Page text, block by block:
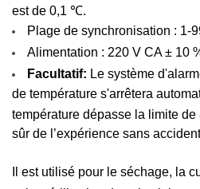
est de 0,1 ℃.
Plage de synchronisation : 1-
Alimentation : 220 V CA ± 10
Facultatif: Le système
de température s'arrêtera
température dépasse la limite de
sûr de l’expérience sans
Il est utilisé pour le séchage, la